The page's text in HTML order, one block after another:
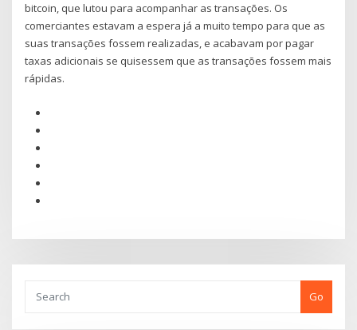
bitcoin, que lutou para acompanhar as transações. Os
comerciantes estavam a espera já a muito tempo para que as
suas transações fossem realizadas, e acabavam por pagar
taxas adicionais se quisessem que as transações fossem mais
rápidas.
Go